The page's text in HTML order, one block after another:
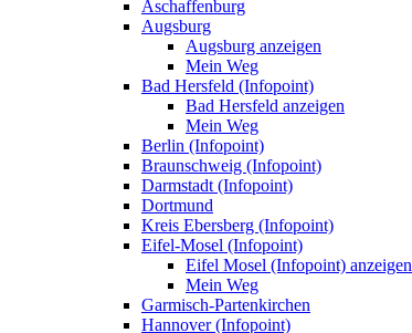
Aschaffenburg
Augsburg
Augsburg anzeigen
Mein Weg
Bad Hersfeld (Infopoint)
Bad Hersfeld anzeigen
Mein Weg
Berlin (Infopoint)
Braunschweig (Infopoint)
Darmstadt (Infopoint)
Dortmund
Kreis Ebersberg (Infopoint)
Eifel-Mosel (Infopoint)
Eifel Mosel (Infopoint) anzeigen
Mein Weg
Garmisch-Partenkirchen
Hannover (Infopoint)